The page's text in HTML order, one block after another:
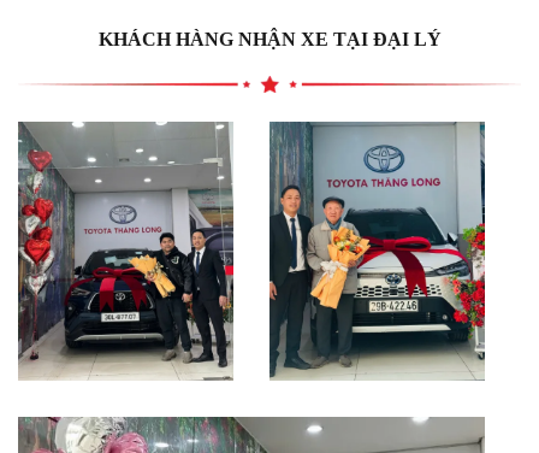
KHÁCH HÀNG NHẬN XE TẠI ĐẠI LÝ